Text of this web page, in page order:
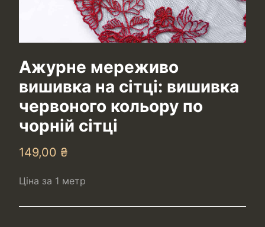
Ажурне мереживо
вишивка на сітці: вишивка
червоного кольору по
чорній сітці
149,00 ₴
Ціна за 1 метр